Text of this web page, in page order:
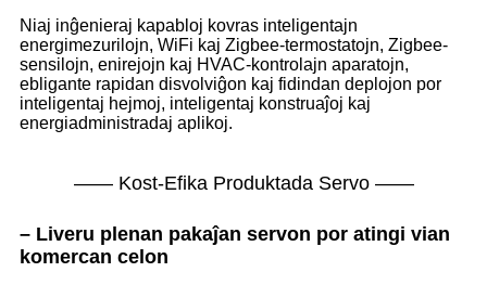
Niaj inĝenieraj kapabloj kovras inteligentajn
energimezurilojn, WiFi kaj Zigbee-termostatojn, Zigbee-
sensilojn, enirejojn kaj HVAC-kontrolajn aparatojn,
ebligante rapidan disvolviĝon kaj fidindan deplojon por
inteligentaj hejmoj, inteligentaj konstruaĵoj kaj
energiadministradaj aplikoj.
—— Kost-Efika Produktada Servo ——
– Liveru plenan pakaĵan servon por atingi vian
komercan celon